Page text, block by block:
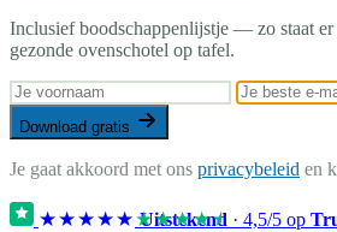
Inclusief boodschappenlijstje — zo staat er
gezonde ovenschotel op tafel.
Download gratis
Je gaat akkoord met ons privacybeleid en
★★★★★★★★★★
Uitstekend · 4,5/5 op